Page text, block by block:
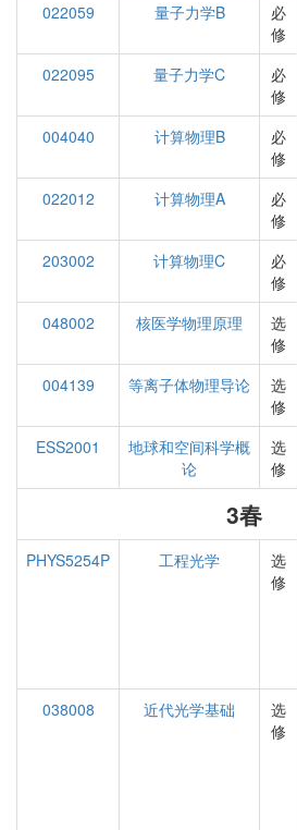
022059
量子力学B
必
修
022095
量子力学C
必
修
004040
计算物理B
必
修
022012
计算物理A
必
修
203002
计算物理C
必
修
048002
核医学物理原理
选
修
004139
等离子体物理导论
选
修
ESS2001
地球和空间科学概
论
选
修
3春
PHYS5254P 工程光学
选
修
038008
近代光学基础
选
修